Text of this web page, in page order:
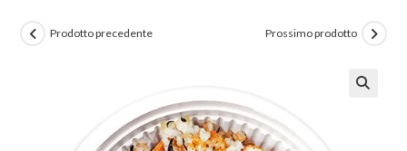
Prodotto precedente Prossimo prodotto